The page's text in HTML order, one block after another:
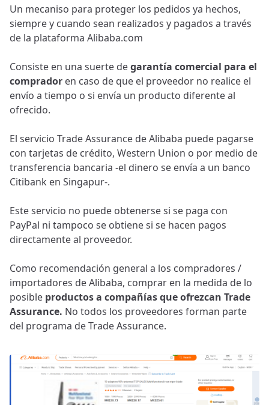
Un mecaniso para proteger los pedidos ya hechos,
siempre y cuando sean realizados y pagados a través
de la plataforma Alibaba.com
Consiste en una suerte degarantía comercial para el
comprador en caso de que el proveedor no realice el
envío a tiempo o si envía un producto diferente al
ofrecido.
El servicio Trade Assurance de Alibaba puede pagarse
con tarjetas de crédito, Western Union o por medio de
transferencia bancaria -el dinero se envía a un banco
Citibank en Singapur-.
Este servicio no puede obtenerse si se paga con
PayPal ni tampoco se obtiene si se hacen pagos
directamente al proveedor.
Como recomendación general a los compradores /
importadores de Alibaba, comprar en la medida de lo
posible productos a compañías que ofrezcan Trade
Assurance. No todos los proveedores forman parte
del programa de Trade Assurance.